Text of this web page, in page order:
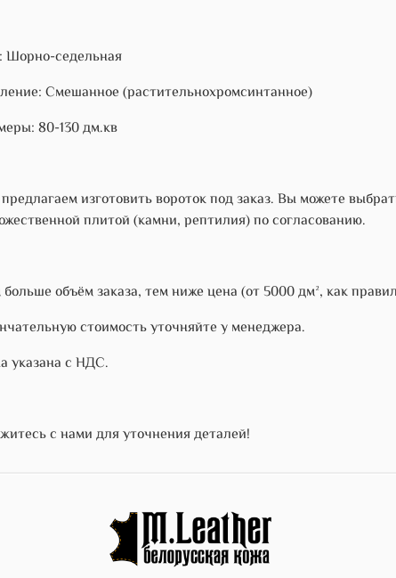
Шорно-седельная
Смешанное (растительнохромсинтанное)
80-130 дм.кв
изготовить вороток под заказ. Вы можете
плитой (камни, рептилия) по согласованию.
объём заказа, тем ниже цена (от 5000 дм², как
стоимость уточняйте у менеджера.
указана с НДС.
с нами для уточнения деталей!